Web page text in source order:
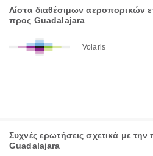
Λίστα διαθέσιμων αεροπορικών
προς Guadalajara
Volaris
Συχνές ερωτήσεις σχετικά με
Guadalajara